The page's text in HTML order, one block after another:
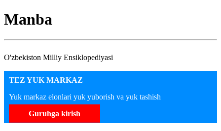
Manba
O'zbekiston Milliy Ensiklopediyasi
TEZ YUK MARKAZ
Yuk markaz elonlari yuk yuborish va yuk tashish
Guruhga kirish